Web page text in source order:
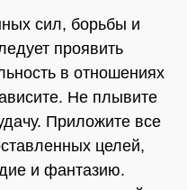
сил, борьбы и
проявить
в отношениях
Не плывите
Приложите все
целей,
и фантазию.